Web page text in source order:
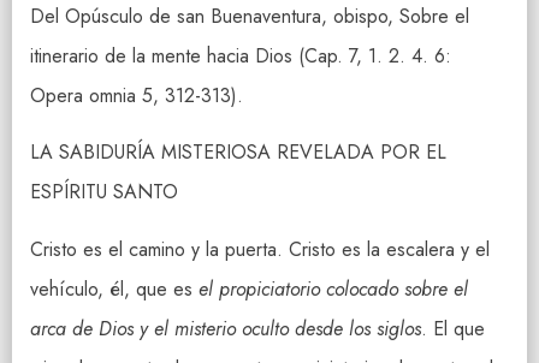
Del Opúsculo de san Buenaventura, obispo, Sobre el
itinerario de la mente hacia Dios (Cap. 7, 1. 2. 4. 6:
Opera omnia 5, 312-313).
LA SABIDURÍA MISTERIOSA REVELADA POR EL
ESPÍRITU SANTO
Cristo es el camino y la puerta. Cristo es la escalera y el
vehículo, él, que es el propiciatorio colocado sobre el
arca de Dios y el misterio oculto desde los siglos. El que